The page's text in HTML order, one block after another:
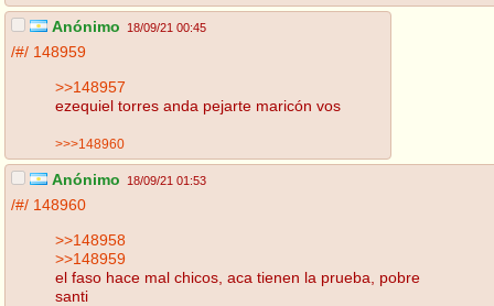
Anónimo 18/09/21 00:45
/#/ 148959
>>148957
ezequiel torres anda pejarte maricón vos
>>>148960
Anónimo 18/09/21 01:53
/#/ 148960
>>148958
>>148959
el faso hace mal chicos, aca tienen la prueba, pobre
santi